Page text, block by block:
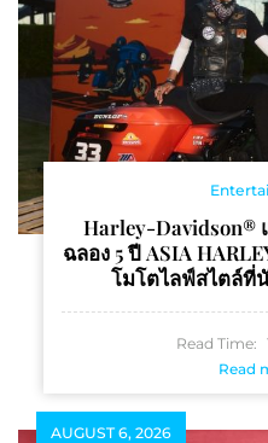
Harley-Davidson®
ฉลอง 5 ปี ASIA
โมโตไลฟ์สไตล์ที่
Read Time:
Read
AUGUST 6, 2026